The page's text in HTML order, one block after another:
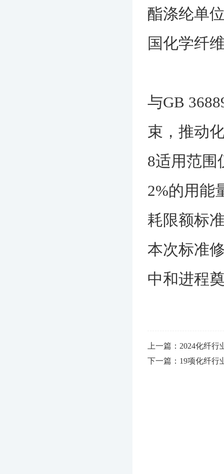
酯涤纶单
国化学纤
与GB
束，推动
8适用范围
2%的用能
耗限额标
本次标准
中和进程
上一篇：2024化纤
下一篇：19项化纤行